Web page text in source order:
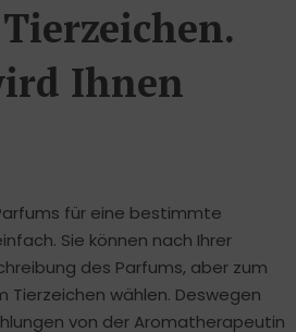
Ihnen
für eine bestimmte
Sie können nach Ihrer
des Parfums, aber zum
Tierzeichen wählen. Deswegen
von der Aromatherapeutin